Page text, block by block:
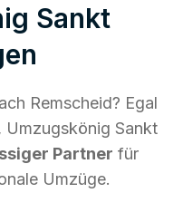
Sankt
Remscheid? Egal
Sankt
Partner für
Umzüge.